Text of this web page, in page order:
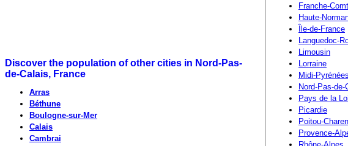
Discover the population of other cities in Nord-Pas-
de-Calais, France
Arras
Béthune
Boulogne-sur-Mer
Calais
Cambrai
Franche-
Haute-
Île-de-France
Languedoc-
Limousin
Lorraine
Midi-Pyrénées
Nord-Pas-de-
Pays de la
Picardie
Poitou-
Provence-